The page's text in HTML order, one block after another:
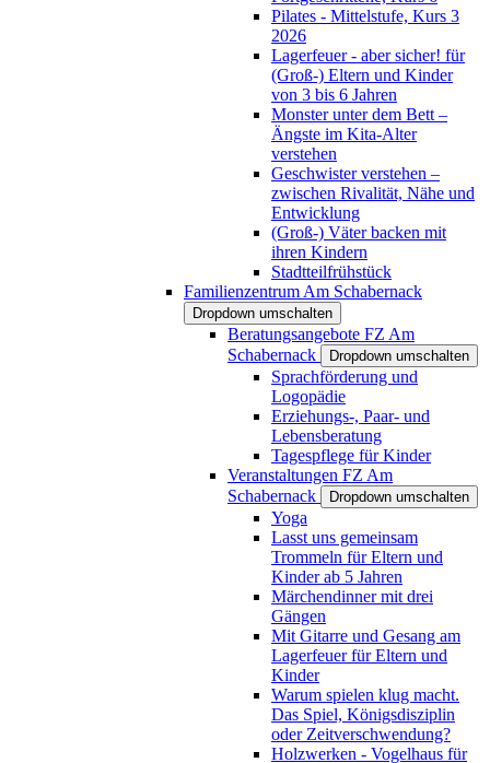
Pilates - Mittelstufe, Kurs 3
2026
Lagerfeuer - aber sicher! für
(Groß-) Eltern und Kinder
von 3 bis 6 Jahren
Monster unter dem Bett –
Ängste im Kita-Alter
verstehen
Geschwister verstehen –
zwischen Rivalität, Nähe und
Entwicklung
(Groß-) Väter backen mit
ihren Kindern
Stadtteilfrühstück
Familienzentrum Am Schabernack
Dropdown umschalten
Beratungsangebote FZ Am
Schabernack
Dropdown umschalten
Sprachförderung und
Logopädie
Erziehungs-, Paar- und
Lebensberatung
Tagespflege für Kinder
Veranstaltungen FZ Am
Schabernack
Dropdown umschalten
Yoga
Lasst uns gemeinsam
Trommeln für Eltern und
Kinder ab 5 Jahren
Märchendinner mit drei
Gängen
Mit Gitarre und Gesang am
Lagerfeuer für Eltern und
Kinder
Warum spielen klug macht.
Das Spiel, Königsdisziplin
oder Zeitverschwendung?
Holzwerken - Vogelhaus für